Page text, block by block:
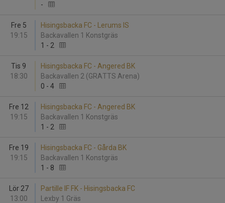
-
Fre 5
19:15
Hisingsbacka FC - Lerums IS
Backavallen 1 Konstgräs
1 - 2
Tis 9
18:30
Hisingsbacka FC - Angered BK
Backavallen 2 (GRATTS Arena)
0 - 4
Fre 12
19:15
Hisingsbacka FC - Angered BK
Backavallen 1 Konstgräs
1 - 2
Fre 19
19:15
Hisingsbacka FC - Gårda BK
Backavallen 1 Konstgräs
1 - 8
Lör 27
13:00
Partille IF FK - Hisingsbacka FC
Lexby 1 Gräs